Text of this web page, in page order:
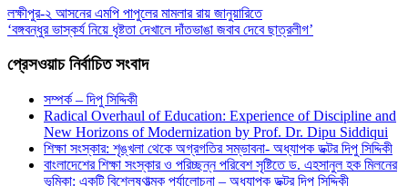
লক্ষীপুর-২ আসনের এমপি পাপুলের মামলার রায় জানুয়ারিতে
‘বঙ্গবন্ধুর ভাস্কর্য নিয়ে ধৃষ্টতা দেখালে দাঁতভাঙা জবাব দেবে ছাত্রলীগ’
প্রেসওয়াচ নির্বাচিত সংবাদ
সম্পর্ক – দিপু সিদ্দিকী
Radical Overhaul of Education: Experience of Discipline and
New Horizons of Modernization by Prof. Dr. Dipu Siddiqui
শিক্ষা সংস্কার: শৃঙ্খলা থেকে অগ্রগতির সম্ভাবনা- অধ্যাপক ডক্টর দিপু সিদ্দিকী
বাংলাদেশের শিক্ষা সংস্কার ও পরিচ্ছন্ন পরিবেশ সৃষ্টিতে ড. এহসানুল হক মিলনের
ভূমিকা: একটি বিশ্লেষণাত্মক পর্যালোচনা – অধ্যাপক ডক্টর দিপু সিদ্দিকী